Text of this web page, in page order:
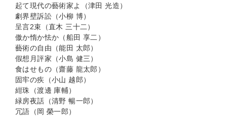
起て現代の藝術家よ（津田 光造）
劇界壁訴訟（小柳 博）
呈言2束（直木 三十二）
傲か惰か怯か（船田 享二）
藝術の自由（能田 太郎）
假想月評家（小島 健三）
食はせもの（齋藤 龍太郎）
固牢の疾（小山 越郎）
紺珠（渡邊 庫輔）
緑房夜話（清野 暢一郎）
冗語（岡 榮一郎）